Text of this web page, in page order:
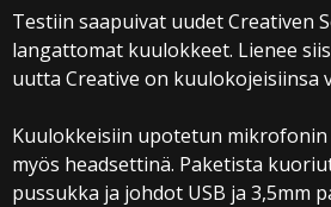
Testiin saapuivat uudet Creativen
langattomat kuulokkeet. Lienee
uutta Creative on kuulokojeisiinsa
Kuulokkeisiin upotetun
myös headsettinä. Paketista
pussukka ja johdot USB ja 3,5mm